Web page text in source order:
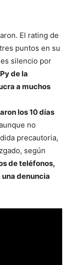
El rating de
puntos en su
silencio por
de la
a muchos
los 10 días
no
precautoria,
según
de teléfonos,
denuncia